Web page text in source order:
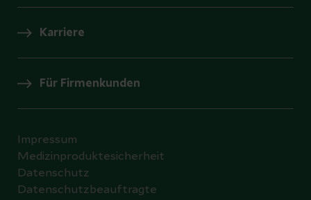
Karriere
Für Firmenkunden
Impressum
Medizinproduktesicherheit
Datenschutz
Datenschutzbeauftragte